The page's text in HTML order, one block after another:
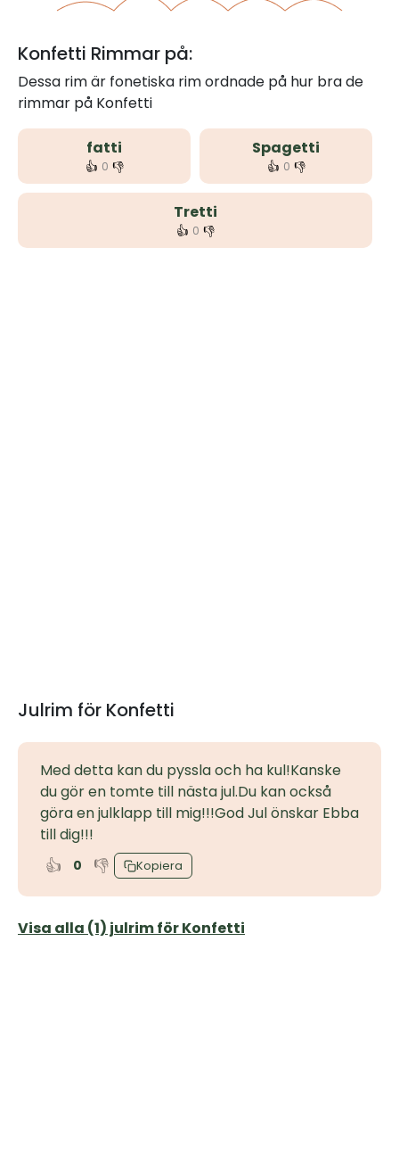
Konfetti Rimmar på:
Dessa rim är fonetiska rim ordnade på hur bra de
rimmar på Konfetti
fatti
👍 0 👎
Spagetti
👍 0 👎
Tretti
👍 0 👎
Julrim för Konfetti
Med detta kan du pyssla och ha kul!Kanske
du gör en tomte till nästa jul.Du kan också
göra en julklapp till mig!!!God Jul önskar Ebba
till dig!!!
👍 0 👎 Kopiera
Visa alla (1) julrim för Konfetti